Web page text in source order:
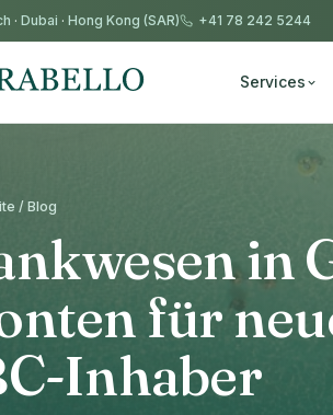
· Dubai · Hong Kong (SAR) +41 78 242 5244
Services
/ Blog
in
für
Inhaber